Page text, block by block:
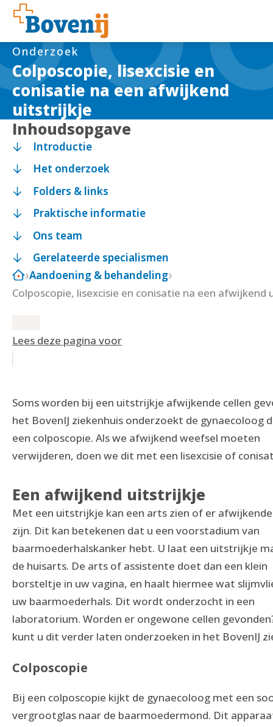
Colposcopie, lisexcisie en
conisatie na een afwijkend
uitstrijkje
Onderzoek
Inhoudsopgave
Introductie
Het onderzoek
Folders & links
Praktische informatie
Ons team
Gerelateerde specialismen
Aandoening & behandeling
Colposcopie, lisexcisie en conisatie na een
Lees deze pagina voor
Soms worden bij een uitstrijkje afwijkende cellen
het BovenIJ ziekenhuis onderzoekt de gynaecoloog
een colposcopie. Als we afwijkend weefsel moeten
verwijderen, doen we dit met een lisexcisie of
Een afwijkend uitstrijkje
Met een uitstrijkje kan een arts zien of er
zijn. Dit kan betekenen dat u een voorstadium van
baarmoederhalskanker hebt. U laat een uitstrijkje
de huisarts. De arts of assistente doet dan een klein
borsteltje in uw vagina, en haalt hiermee wat
uw baarmoederhals. Dit wordt onderzocht in een
laboratorium. Worden er ongewone cellen
kunt u dit verder laten onderzoeken in het BovenIJ
Colposcopie
Bij een colposcopie kijkt de gynaecoloog met een
vergrootglas naar de baarmoedermond. Dit